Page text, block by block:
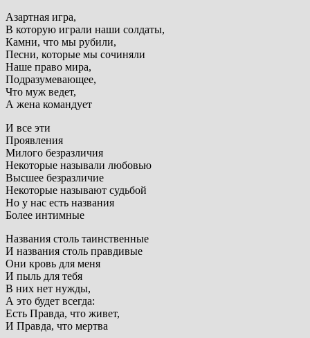
Азартная игра,
В которую играли наши солдаты,
Камни, что мы рубили,
Песни, которые мы сочиняли
Наше право мира,
Подразумевающее,
Что муж ведет,
А жена командует
И все эти
Проявления
Милого безразличия
Некоторые называли любовью
Высшее безразличие
Некоторые называют судьбой
Но у нас есть названия
Более интимные
Названия столь таинственные
И названия столь правдивые
Они кровь для меня
И пыль для тебя
В них нет нужды,
А это будет всегда:
Есть Правда, что живет,
И Правда, что мертва